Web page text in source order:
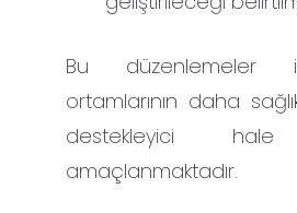
Bu düzenlemeler
ortamlarının daha
destekleyici hale
amaçlanmaktadır.